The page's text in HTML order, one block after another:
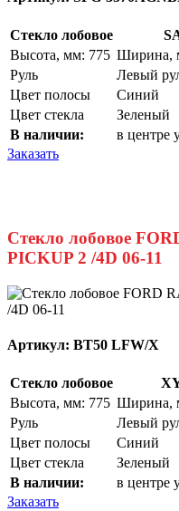
Стекло лобовое
Высота, мм: 775 Ширина,
Руль
Левый
Цвет полосы
Синий
Цвет стекла
Зеленый
В наличии:
в центре
Заказать
Стекло лобовое
PICKUP 2 /4D 06-11
Артикул: BT50 LFW/X
Стекло лобовое
Высота, мм: 775 Ширина,
Руль
Левый
Цвет полосы
Синий
Цвет стекла
Зеленый
В наличии:
в центре
Заказать